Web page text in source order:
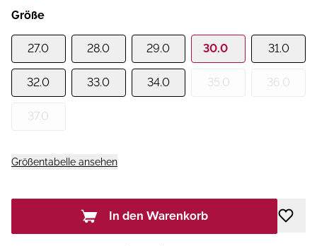
Größe
27.0 28.0 29.0 30.0 31.0
32.0 33.0 34.0 35.0 36.0
37.0
Größentabelle ansehen
In den Warenkorb